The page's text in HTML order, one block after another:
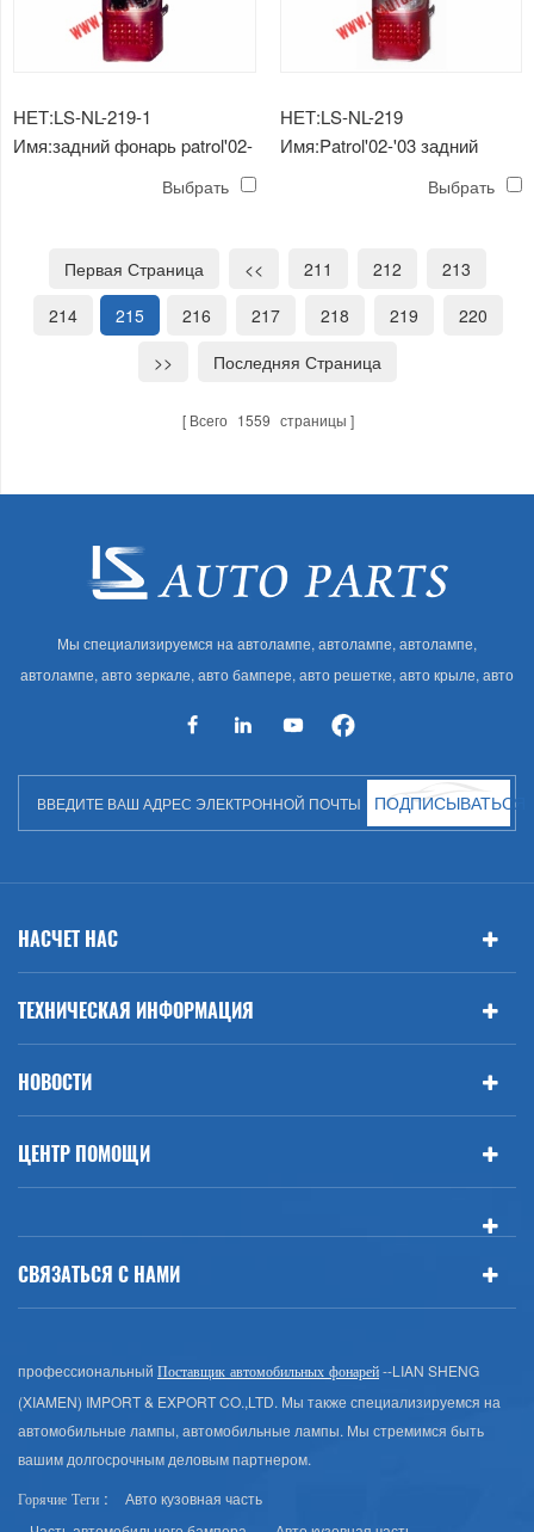
НЕТ:LS-NL-219-1
Имя:задний фонарь patrol'02-
Выбрать
НЕТ:LS-NL-219
Имя:Patrol'02-'03 задний
Выбрать
Первая Страница << 211 212
213
214
215 216 217 218 219
220
>>
Последняя Страница
Всего 1559 страницы
Мы специализируемся на автолампе, автолампе, автолампе,
автолампе, авто зеркале, авто бампере, авто решетке, авто крыле, авто
автозапчастей для Audi, VW, Benz, BMW
ПОДПИСЫВАТЬСЯ
НАСЧЕТ НАС
ТЕХНИЧЕСКАЯ ИНФОРМАЦИЯ
НОВОСТИ
ЦЕНТР ПОМОЩИ
СВЯЗАТЬСЯ С НАМИ
профессиональный Поставщик автомобильных фонарей--LIAN SHENG
(XIAMEN) IMPORT & EXPORT CO.,LTD. Мы также специализируемся на
автомобильные лампы, автомобильные лампы. Мы стремимся быть
вашим долгосрочным деловым партнером.
Горячие Теги :
Авто кузовная часть